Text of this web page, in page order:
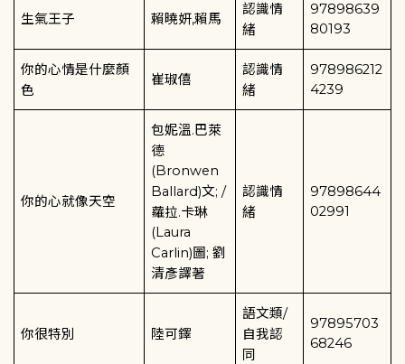
生氣王子 賴曉妍,賴馬
認識情
緒
97898639
80193
你的心情是什麼顏
色
崔琡僖
認識情
緒
978986212
4239
你的心就像天空
包妮溫.巴萊
德
(Bronwen
Ballard)文; /
蘿拉.卡琳
(Laura
Carlin)圖;劉
清彥譯著
認識情
緒
97898644
02991
你很特別 陸可鐸
語文類/
自我認
同
97895703
68246